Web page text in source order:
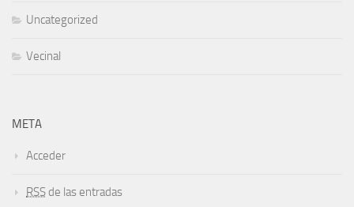
Uncategorized
Vecinal
META
Acceder
RSS de las entradas